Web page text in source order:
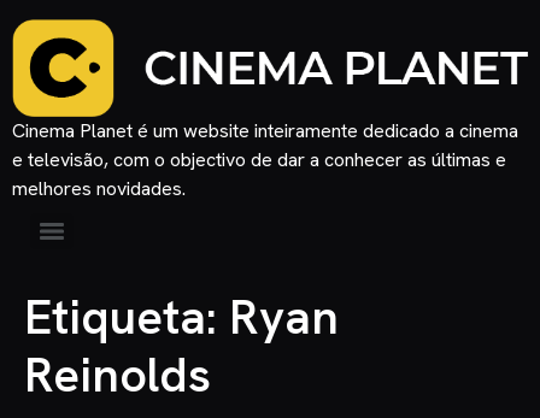
Cinema Planet é um website inteiramente dedicado a cinema
e televisão, com o objectivo de dar a conhecer as últimas e
melhores novidades.
Etiqueta: Ryan
Reinolds